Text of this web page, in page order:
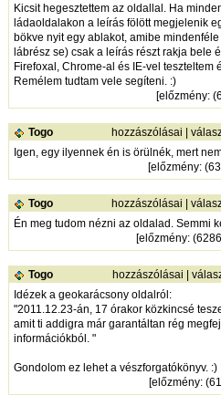
Kicsit hegesztettem az oldallal. Ha
ládaoldalakon a leírás fölött megjelenik
bökve nyit egy ablakot, amibe
lábrész se) csak a leírás részt rakja bele
Firefoxal, Chrome-al és IE-vel teszteltem
Remélem tudtam vele segíteni. :)
[előzmény:
Togo hozzászólásai |
Igen, egy ilyennek én is örülnék, mert
[előzmény:
Togo hozzászólásai |
Én meg tudom nézni az oldalad. Semmi
[előzmény:
Togo hozzászólásai |
Idézek a geokarácsony oldalról:
"2011.12.23-án, 17 órakor közkincsé
amit ti addigra már garantáltan rég
információkból. "
Gondolom ez lehet a vészforgatókönyv. :)
[előzmény: